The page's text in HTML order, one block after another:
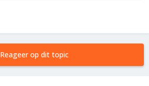
Reageer op dit topic